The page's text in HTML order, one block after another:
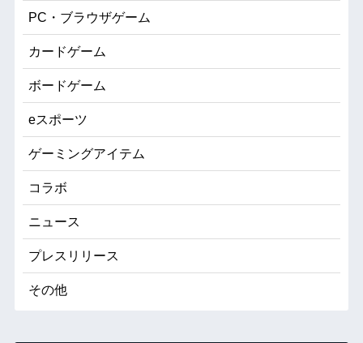
PC・ブラウザゲーム
カードゲーム
ボードゲーム
eスポーツ
ゲーミングアイテム
コラボ
ニュース
プレスリリース
その他